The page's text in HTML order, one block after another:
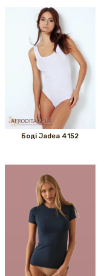
Боді Jadea 4152